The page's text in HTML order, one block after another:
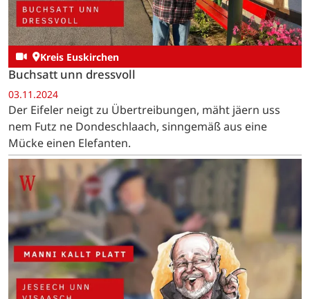
Kreis Euskirchen
Buchsatt unn dressvoll
03.11.2024
Der Eifeler neigt zu Übertreibungen, mäht jäern uss
nem Futz ne Dondeschlaach, sinngemäß aus eine
Mücke einen Elefanten.